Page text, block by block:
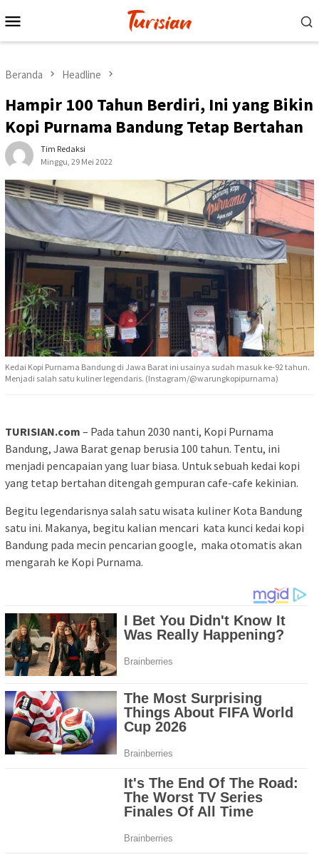
ke
Mobile
Beranda Headline
Hampir 100 Tahun Berdiri, Ini yang Bikin
Kopi Purnama Bandung Tetap Bertahan
Tim Redaksi
Minggu, 29 Mei 2022
Kedai Kopi Purnama Bandung di Jawa Barat ini usainya sudah masuk ke-92 tahun.
Menjadi salah satu kuliner legendaris. (Instagram/@warungkopipurnama)
TURISIAN.com – Pada tahun 2030 nanti, Kopi Purnama
Bandung, Jawa Barat genap berusia 100 tahun. Tentu, ini
menjadi pencapaian yang luar biasa. Untuk sebuah kedai kopi
yang tetap bertahan ditengah gempuran cafe-cafe kekinian.
Begitu legendarisnya salah satu wisata kuliner Kota Bandung
satu ini. Makanya, begitu kalian mencari kata kunci kedai kopi
Bandung pada mecin pencarian google, maka otomatis akan
mengarah ke Kopi Purnama.